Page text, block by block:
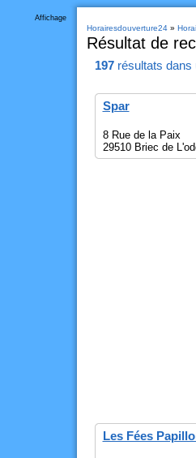
Affichage
Horairesdouverture24»
Résultat de
197résultats dans
Spar
8 Rue de la Paix
29510 Briec de
Les Fées